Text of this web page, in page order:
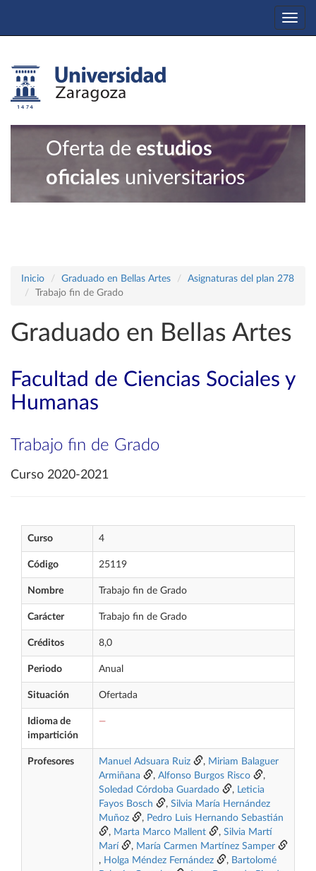
Oferta de estudios
oficiales universitarios
Inicio Graduado en Bellas Artes
Asignaturas del plan 278
Trabajo fin de Grado
Graduado en Bellas Artes
Facultad de Ciencias Sociales y
Humanas
Trabajo fin de Grado
Curso 2020-2021
Curso 4
Código 25119
Nombre Trabajo fin de Grado
Carácter Trabajo fin de Grado
Créditos 8,0
Periodo Anual
Situación Ofertada
Idioma de
impartición
—
Profesores Manuel Adsuara Ruiz , Miriam Balaguer
Armiñana
, Alfonso Burgos Risco
,
Soledad Córdoba Guardado
, Leticia
Fayos Bosch
, Silvia María Hernández
Muñoz
, Pedro Luis Hernando Sebastián
, Marta Marco Mallent , Silvia Martí
Marí
, María Carmen Martínez Samper
, Holga Méndez Fernández , Bartolomé